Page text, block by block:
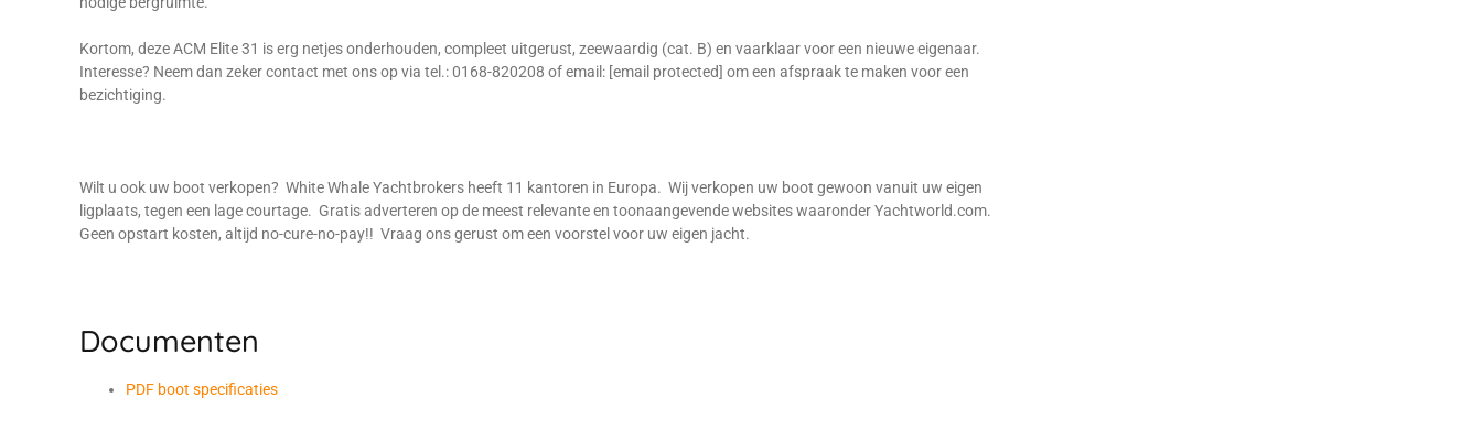
Kortom, deze ACM Elite 31 is erg netjes onderhouden, compleet uitgerust, zeewaardig (cat. B) en vaarklaar voor een nieuwe eigenaar.
Interesse? Neem dan zeker contact met ons op via tel.: 0168-820208 of email: [email protected] om een afspraak te maken voor een
bezichtiging.
Wilt u ook uw boot verkopen? White Whale Yachtbrokers heeft 11 kantoren in Europa. Wij verkopen uw boot gewoon vanuit uw eigen
ligplaats, tegen een lage courtage. Gratis adverteren op de meest relevante en toonaangevende websites waaronder Yachtworld.com.
Geen opstart kosten, altijd no-cure-no-pay!! Vraag ons gerust om een voorstel voor uw eigen jacht.
Documenten
PDF boot specificaties